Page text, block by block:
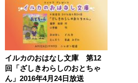
イルカのおはなし文庫 第12
回「ざしきわらしのおとちゃ
ん」2016年4月24日放送